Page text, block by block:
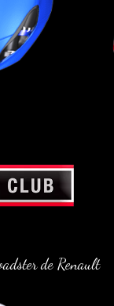
de Renault